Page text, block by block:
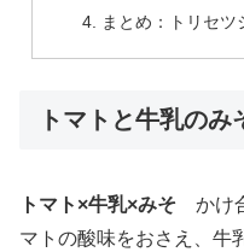
まとめ：トリセ
トマトと牛乳の
トマト×牛乳×みそ かけ
マトの酸味をおさえ、牛